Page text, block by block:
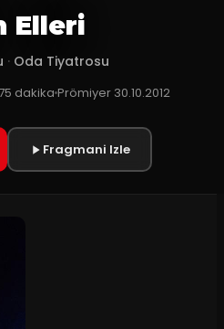
Elleri
· Oda Tiyatrosu
75 dakikaPrömiyer 30.10.2012
Fragmani Izle